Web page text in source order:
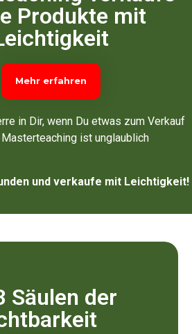
Produkte mit
Mehr erfahren
in Dir, wenn Du etwas zum Verkauf
ist unglaublich
und verkaufe mit Leichtigkeit!
Säulen der